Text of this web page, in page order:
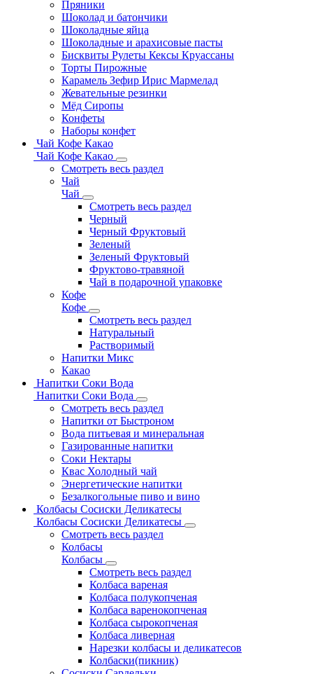
Пряники
Шоколад и батончики
Шоколадные яйца
Шоколадные и арахисовые пасты
Бисквиты Рулеты Кексы Круассаны
Торты Пирожные
Карамель Зефир Ирис Мармелад
Жевательные резинки
Мёд Сиропы
Конфеты
Наборы конфет
Чай Кофе Какао
Чай Кофе Какао
Смотреть весь раздел
Чай
Чай
Смотреть весь раздел
Черный
Черный Фруктовый
Зеленый
Зеленый Фруктовый
Фруктово-травяной
Чай в подарочной упаковке
Кофе
Кофе
Смотреть весь раздел
Натуральный
Растворимый
Напитки Микс
Какао
Напитки Соки Вода
Напитки Соки Вода
Смотреть весь раздел
Напитки от Быстроном
Вода питьевая и минеральная
Газированные напитки
Соки Нектары
Квас Холодный чай
Энергетические напитки
Безалкогольные пиво и вино
Колбасы Сосиски Деликатесы
Колбасы Сосиски Деликатесы
Смотреть весь раздел
Колбасы
Колбасы
Смотреть весь раздел
Колбаса вареная
Колбаса полукопченая
Колбаса варенокопченая
Колбаса сырокопченая
Колбаса ливерная
Нарезки колбасы и деликатесов
Колбаски(пикник)